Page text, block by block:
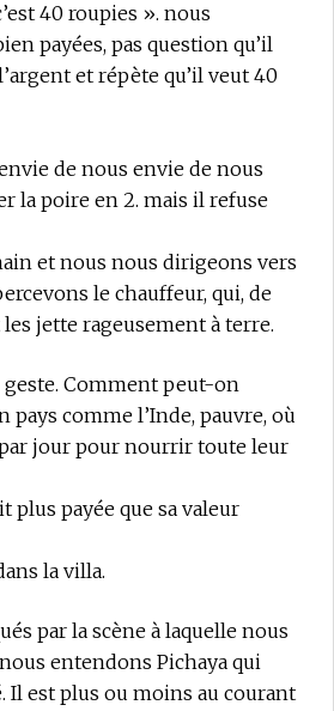
40 roupies ». nous
payées, pas question qu’il
et répète qu’il veut 40
de nous envie de nous
la poire en 2. mais il refuse
et nous nous dirigeons vers
le chauffeur, qui, de
jette rageusement à terre.
Comment peut-on
pays comme l’Inde, pauvre, où
jour pour nourrir toute leur
plus payée que sa valeur
la villa.
par la scène à laquelle nous
entendons Pichaya qui
Il est plus ou moins au courant